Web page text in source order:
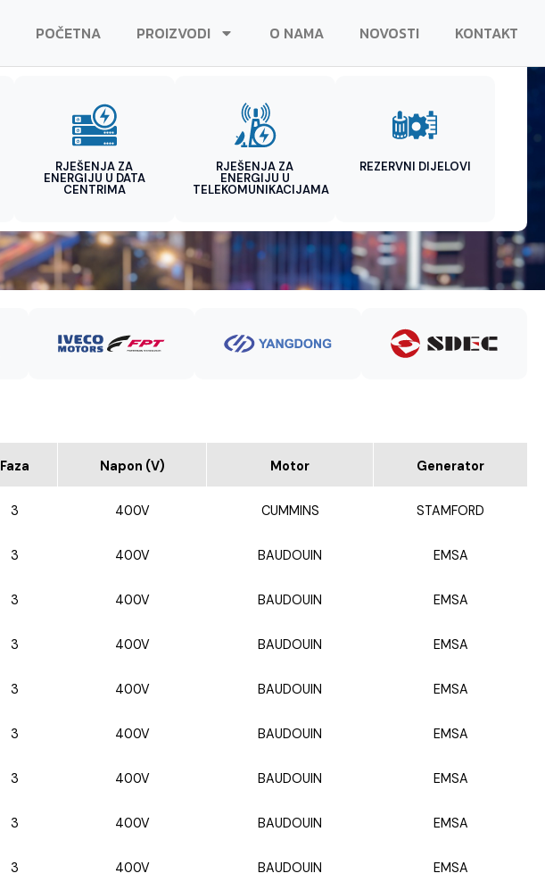
POČETNA PROIZVODI O NAMA NOVOSTI KONTAKT
RJEŠENJA ZA
ENERGIJU U DATA
CENTRIMA
RJEŠENJA ZA
ENERGIJU U
TELEKOMUNIKACIJAMA
REZERVNI DIJELOVI
Faza Napon (V) Motor Generator
3 400V CUMMINS STAMFORD
3 400V BAUDOUIN EMSA
3 400V BAUDOUIN EMSA
3 400V BAUDOUIN EMSA
3 400V BAUDOUIN EMSA
3 400V BAUDOUIN EMSA
3 400V BAUDOUIN EMSA
3 400V BAUDOUIN EMSA
3 400V BAUDOUIN EMSA